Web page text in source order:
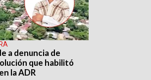
a denuncia de
que habilitó
la ADR